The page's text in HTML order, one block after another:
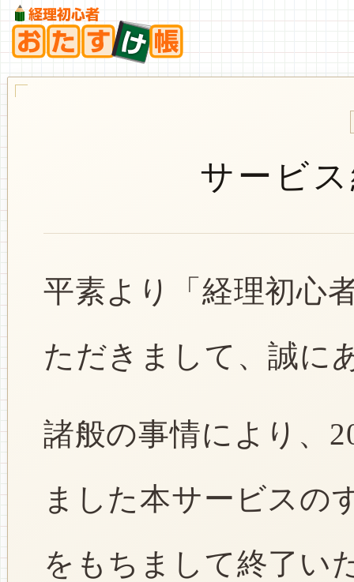
サービ
平素より「経理初心
ただきまして、誠に
諸般の事情により、
ました本サービスの
をもちまして終了い